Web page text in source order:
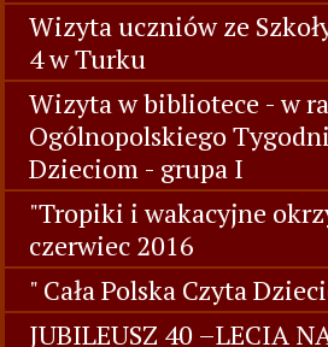
Wizyta uczniów ze
4 w Turku
Wizyta w bibliotece - w
Ogólnopolskiego
Dzieciom - grupa I
"Tropiki i wakacyjne
czerwiec 2016
" Cała Polska Czyta
JUBILEUSZ 40 –LECIA